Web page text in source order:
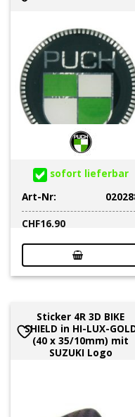
sofort lieferbar
Art-Nr:
CHF16.90
Sticker 4R 3D BIKE
SHIELD in HI-LUX-
(40 x 35/10mm) mit
SUZUKI Logo